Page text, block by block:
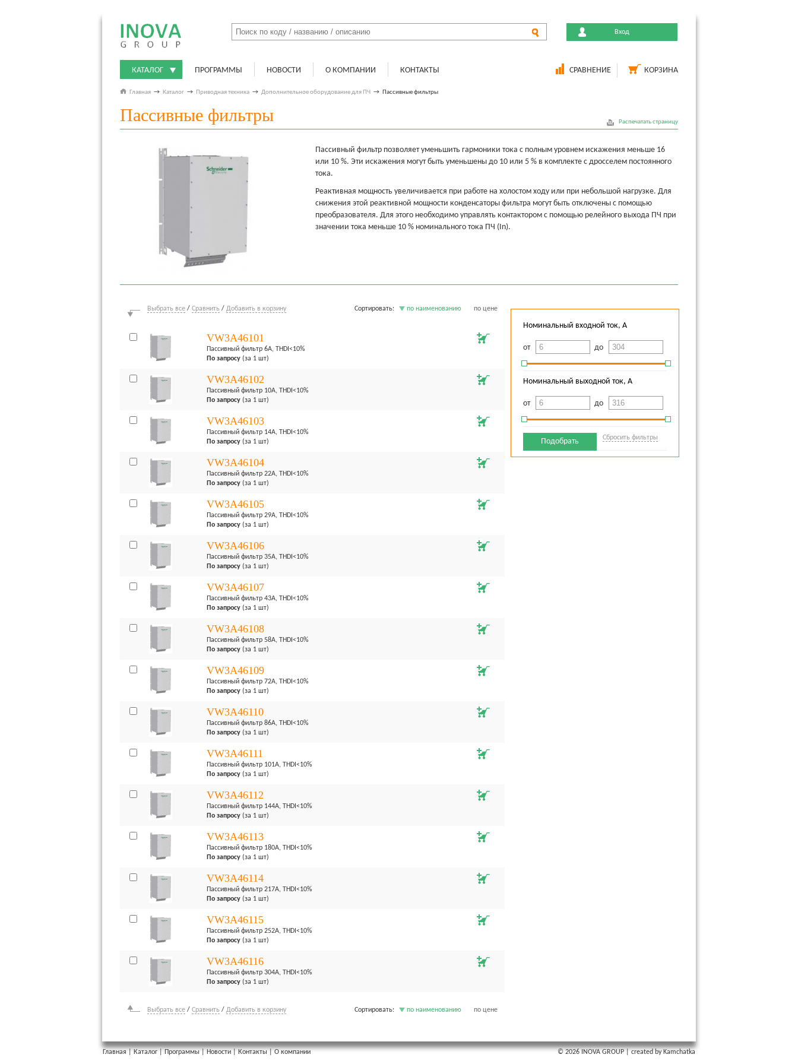
Вход
КАТАЛОГ ПРОГРАММЫ НОВОСТИ О КОМПАНИИ КОНТАКТЫ СРАВНЕНИЕ КОРЗИНА
Главная → Каталог → Приводная техника → Дополнительное оборудование для ПЧ → Пассивные фильтры
Пассивные фильтры Распечатать страницу
Пассивный фильтр позволяет уменьшить гармоники тока с полным уровнем искажения меньше 16
или 10 %. Эти искажения могут быть уменьшены до 10 или 5 % в комплекте с дросселем постоянного
тока.
Реактивная мощность увеличивается при работе на холостом ходу или при небольшой нагрузке. Для
снижения этой реактивной мощности конденсаторы фильтра могут быть отключены с помощью
преобразователя. Для этого необходимо управлять контактором с помощью релейного выхода ПЧ при
значении тока меньше 10 % номинального тока ПЧ (In).
Выбрать все / Сравнить / Добавить в корзину Сортировать: по наименованию по цене
VW3A46101
Пассивный фильтр 6А, THDI<10%
По запросу (за 1 шт)
VW3A46102
Пассивный фильтр 10А, THDI<10%
По запросу (за 1 шт)
VW3A46103
Пассивный фильтр 14А, THDI<10%
По запросу (за 1 шт)
VW3A46104
Пассивный фильтр 22А, THDI<10%
По запросу (за 1 шт)
VW3A46105
Пассивный фильтр 29А, THDI<10%
По запросу (за 1 шт)
VW3A46106
Пассивный фильтр 35А, THDI<10%
По запросу (за 1 шт)
VW3A46107
Пассивный фильтр 43А, THDI<10%
По запросу (за 1 шт)
VW3A46108
Пассивный фильтр 58А, THDI<10%
По запросу (за 1 шт)
VW3A46109
Пассивный фильтр 72А, THDI<10%
По запросу (за 1 шт)
VW3A46110
Пассивный фильтр 86А, THDI<10%
По запросу (за 1 шт)
VW3A46111
Пассивный фильтр 101А, THDI<10%
По запросу (за 1 шт)
VW3A46112
Пассивный фильтр 144А, THDI<10%
По запросу (за 1 шт)
VW3A46113
Пассивный фильтр 180А, THDI<10%
По запросу (за 1 шт)
VW3A46114
Пассивный фильтр 217А, THDI<10%
По запросу (за 1 шт)
VW3A46115
Пассивный фильтр 252А, THDI<10%
По запросу (за 1 шт)
VW3A46116
Пассивный фильтр 304А, THDI<10%
По запросу (за 1 шт)
Выбрать все / Сравнить / Добавить в корзину Сортировать: по наименованию по цене
Номинальный входной ток, А
от до
Номинальный выходной ток, А
от до
Подобрать Сбросить фильтры
Главная | Каталог | Программы | Новости | Контакты | О компании © 2026 INOVA GROUP | created by Kamchatka